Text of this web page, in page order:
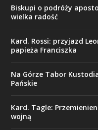
Biskupi o podróży
wielka radość
Kard. Rossi: przyjazd
papieża Franciszka
Na Górze Tabor
Pańskie
Kard. Tagle:
wojną